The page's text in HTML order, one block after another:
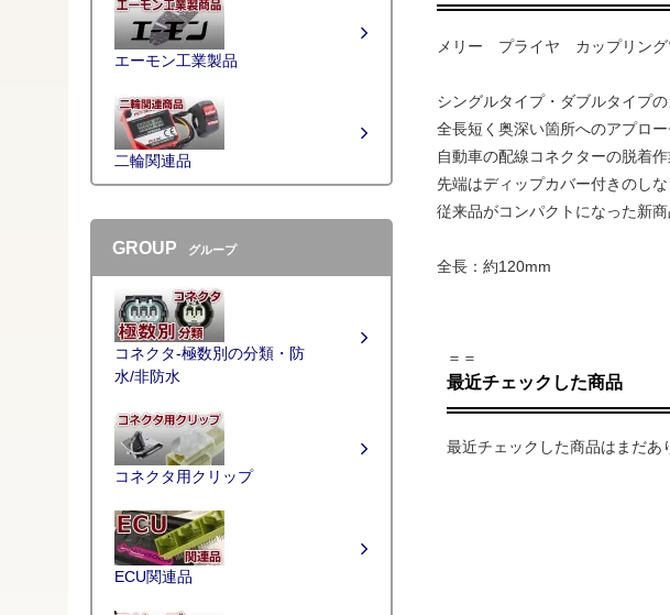
メリー プライヤ カップリング
シングルタイプ・ダブルタイプ
全長短く奥深い箇所へのアプロー
自動車の配線コネクターの脱着作
先端はディップカバー付きのし
従来品がコンパクトになった新商
全長：約120mm
＝＝
最近チェックした商品
最近チェックした商品はまだあ
エーモン工業製品
二輪関連品
GROUP グループ
コネクタ-極数別の分類・防
水/非防水
コネクタ用クリップ
ECU関連品